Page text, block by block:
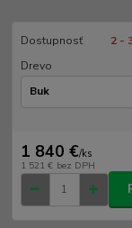
Dostupnosť
2 -
Drevo
1 840 €/ks
1 521 € bez DPH